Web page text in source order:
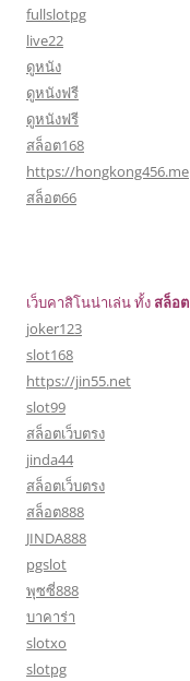
fullslotpg
live22
ดูหนัง
ดูหนังฟรี
ดูหนังฟรี
สล็อต168
https://hongkong456.me
สล็อต66
เว็บคาสิโนน่าเล่น ทั้งสล็อต
joker123
slot168
https://jin55.net
slot99
สล็อตเว็บตรง
jinda44
สล็อตเว็บตรง
สล็อต888
JINDA888
pgslot
พุซซี่888
บาคาร่า
slotxo
slotpg